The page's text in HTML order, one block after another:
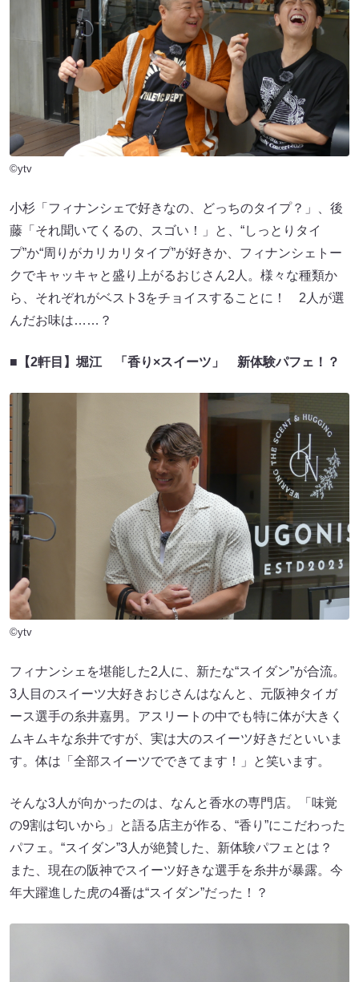
©ytv
小杉「フィナンシェで好きなの、どっちのタイプ？」、後
藤「それ聞いてくるの、スゴい！」と、“しっとりタイ
プ”か“周りがカリカリタイプ”が好きか、フィナンシェトー
クでキャッキャと盛り上がるおじさん2人。様々な種類か
ら、それぞれがベスト3をチョイスすることに！ 2人が選
んだお味は……？
■【2軒目】堀江 「香り×スイーツ」 新体験パフェ！？
©ytv
フィナンシェを堪能した2人に、新たな“スイダン”が合流。
3人目のスイーツ大好きおじさんはなんと、元阪神タイガ
ース選手の糸井嘉男。アスリートの中でも特に体が大きく
ムキムキな糸井ですが、実は大のスイーツ好きだといいま
す。体は「全部スイーツでできてます！」と笑います。
そんな3人が向かったのは、なんと香水の専門店。「味覚
の9割は匂いから」と語る店主が作る、“香り”にこだわった
パフェ。“スイダン”3人が絶賛した、新体験パフェとは？
また、現在の阪神でスイーツ好きな選手を糸井が暴露。今
年大躍進した虎の4番は“スイダン”だった！？